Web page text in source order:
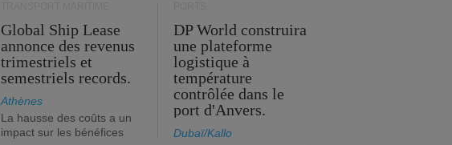
Global Ship Lease
annonce des revenus
trimestriels et
semestriels records.
Athènes
La hausse des coûts a un
impact sur les bénéfices
DP World construira
une plateforme
logistique à
température
contrôlée dans le
port d'Anvers.
Dubaï/Kallo